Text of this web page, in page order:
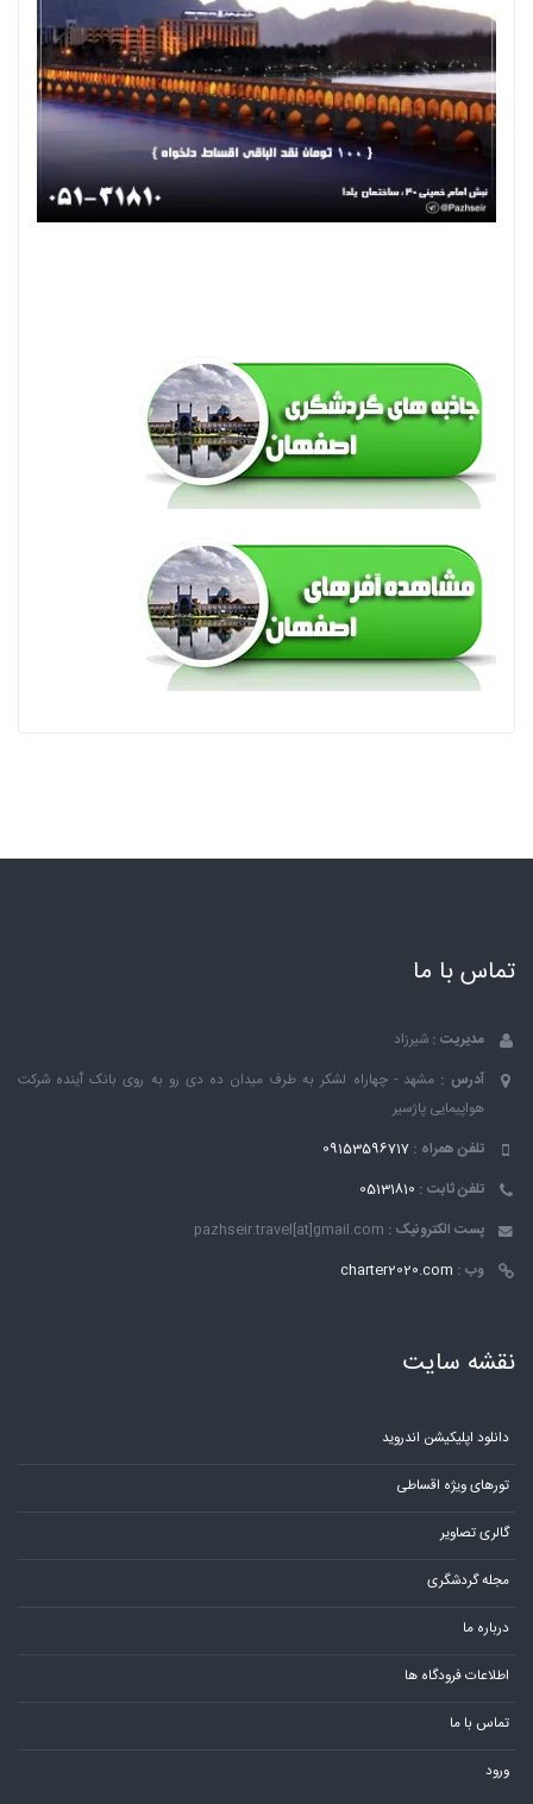
تماس با ما
مدیریت : شیرزاد
آدرس : مشهد - چهاراه لشکر به طرف میدان ده دی رو به روی بانک ٱینده شرکت
هواپیمایی پاژسیر
تلفن همراه : 09153596717
تلفن ثابت : 05131810
پست الکترونیک : pazhseir.travel[at]gmail.com
وب : charter2020.com
نقشه سایت
دانلود اپلیکیشن اندروید
تورهای ویژه اقساطی
گالری تصاویر
مجله گردشگری
درباره ما
اطلاعات فرودگاه ها
تماس با ما
ورود